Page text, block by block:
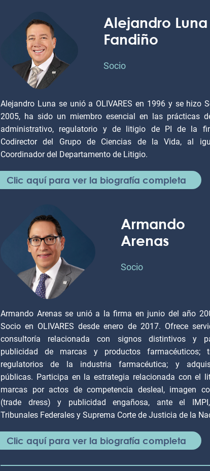
Alejandro Luna
Fandiño
Socio
Alejandro Luna se unió a OLIVARES en 1996 y se hizo
2005, ha sido un miembro esencial en las prácticas
administrativo, regulatorio y de litigio de PI de la
Codirector del Grupo de Ciencias de la Vida, al
Coordinador del Departamento de Litigio.
Clic aquí para ver la biografía completa
Armando
Arenas
Socio
Armando Arenas se unió a la firma en junio del año
Socio en OLIVARES desde enero de 2017. Ofrece
consultoría relacionada con signos distintivos y
publicidad de marcas y productos farmacéuticos;
regulatorios de la industria farmacéutica; y
públicas. Participa en la estrategia relacionada con el
marcas por actos de competencia desleal, imagen
(trade dress) y publicidad engañosa, ante el
Tribunales Federales y Suprema Corte de Justicia de la
Clic aquí para ver la biografía completa